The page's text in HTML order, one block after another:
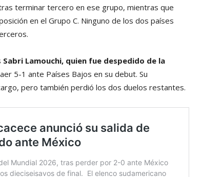
terminar tercero en ese grupo, mientras que
en el Grupo C. Ninguno de los dos países
Sabri Lamouchi, quien fue despedido de la
5-1 ante Países Bajos en su debut. Su
pero también perdió los dos duelos restantes.